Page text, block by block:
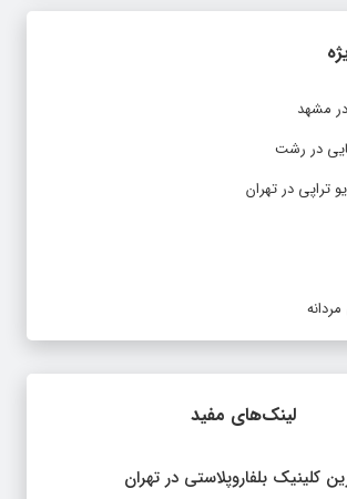
مشهد
در رشت
تراپی در تهران
لینک‌های مفید
کلینیک بلفاروپلاستی در تهران